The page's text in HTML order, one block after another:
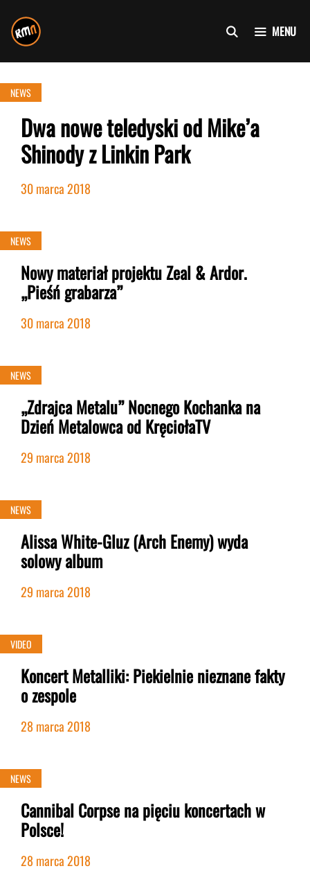
treści
MENU
NEWS
Dwa nowe teledyski od Mike’a
Shinody z Linkin Park
30 marca 2018
NEWS
Nowy materiał projektu Zeal & Ardor.
„Pieśń grabarza”
30 marca 2018
NEWS
„Zdrajca Metalu” Nocnego Kochanka na
Dzień Metalowca od KręciołaTV
29 marca 2018
NEWS
Alissa White-Gluz (Arch Enemy) wyda
solowy album
29 marca 2018
VIDEO
Koncert Metalliki: Piekielnie nieznane fakty
o zespole
28 marca 2018
NEWS
Cannibal Corpse na pięciu koncertach w
Polsce!
28 marca 2018